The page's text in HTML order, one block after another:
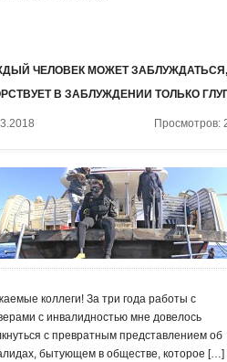
ЧЕЛОВЕК МОЖЕТ
В ЗАБЛУЖДЕНИИ ТОЛЬКО
Просмотров:
коллеги! За три года работы с
с инвалидностью мне довелось
с превратным представлением об
бытующем в обществе, которое […]